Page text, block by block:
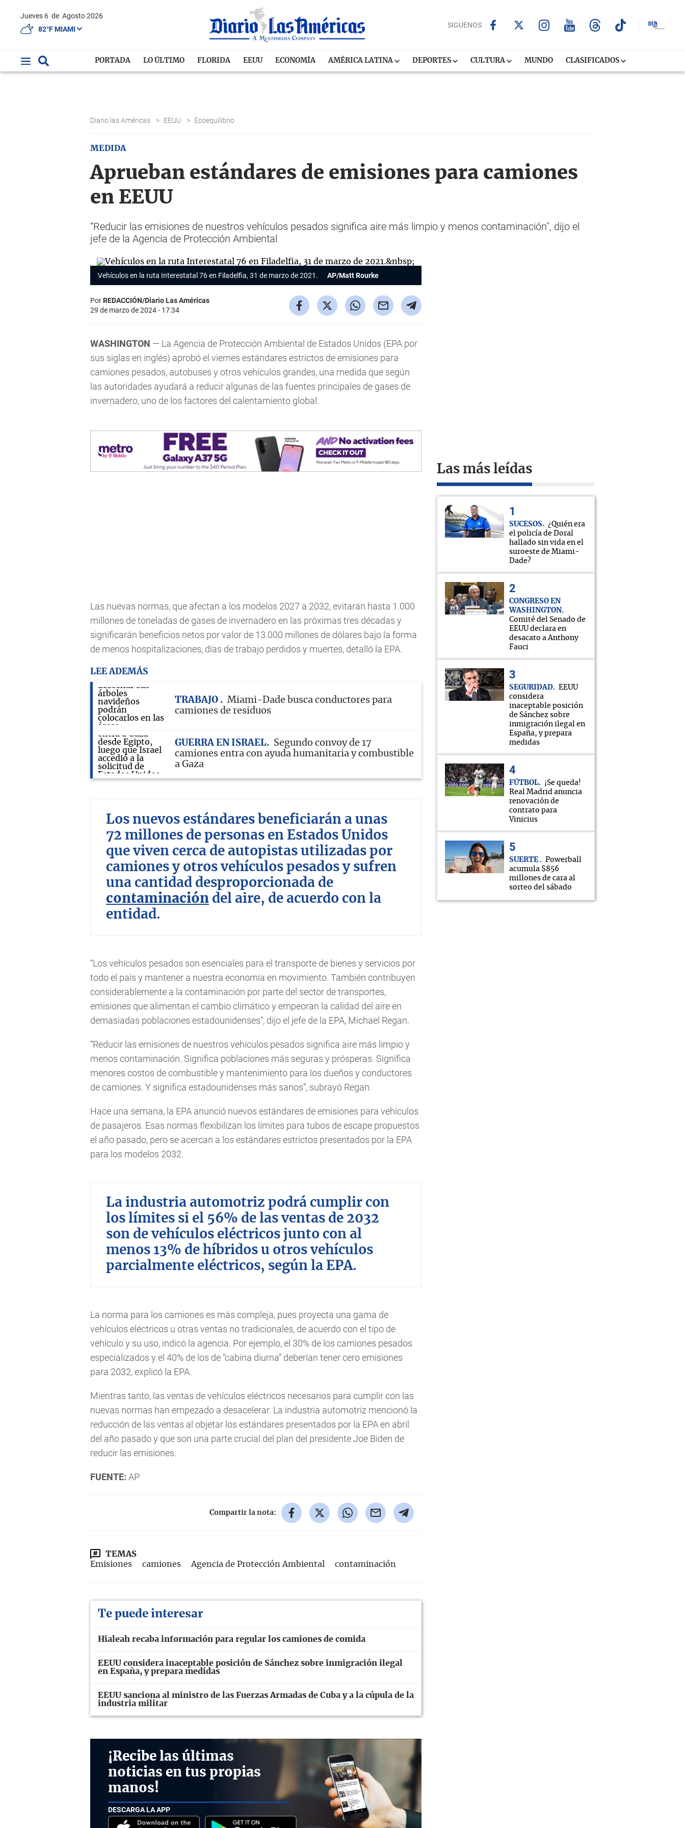
Jueves 6 de Agosto 2026
82°F MIAMI
SIGUENOS
PORTADA LO ÚLTIMO FLORIDA EEUU ECONOMÍA AMÉRICA LATINA DEPORTES CULTURA MUNDO CLASIFICADOS
Diario las Américas > EEUU > Ecoequilibrio
MEDIDA
Aprueban estándares de emisiones para camiones
en EEUU
“Reducir las emisiones de nuestros vehículos pesados significa aire más limpio y menos contaminación", dijo el
jefe de la Agencia de Protección Ambiental
Vehículos en la ruta Interestatal 76 en Filadelfia, 31 de marzo de 2021. AP/Matt Rourke
PorREDACCIÓN/Diario Las Américas
29 de marzo de 2024 - 17:34
WASHINGTON — La Agencia de Protección Ambiental de Estados Unidos (EPA por
sus siglas en inglés) aprobó el viernes estándares estrictos de emisiones para
camiones pesados, autobuses y otros vehículos grandes, una medida que según
las autoridades ayudará a reducir algunas de las fuentes principales de gases de
invernadero, uno de los factores del calentamiento global.
Las nuevas normas, que afectan a los modelos 2027 a 2032, evitarán hasta 1.000
millones de toneladas de gases de invernadero en las próximas tres décadas y
significarán beneficios netos por valor de 13.000 millones de dólares bajo la forma
de menos hospitalizaciones, días de trabajo perdidos y muertes, detalló la EPA.
LEE ADEMÁS
TRABAJO
Miami-Dade busca conductores para
camiones de residuos
GUERRA EN ISRAEL
Segundo convoy de 17
camiones entra con ayuda humanitaria y combustible
a Gaza
Los nuevos estándares beneficiarán a unas
72 millones de personas en Estados Unidos
que viven cerca de autopistas utilizadas por
camiones y otros vehículos pesados y sufren
una cantidad desproporcionada de
contaminación del aire, de acuerdo con la
entidad.
“Los vehículos pesados son esenciales para el transporte de bienes y servicios por
todo el país y mantener a nuestra economía en movimiento. También contribuyen
considerablemente a la contaminación por parte del sector de transportes,
emisiones que alimentan el cambio climático y empeoran la calidad del aire en
demasiadas poblaciones estadounidenses”, dijo el jefe de la EPA, Michael Regan.
“Reducir las emisiones de nuestros vehículos pesados significa aire más limpio y
menos contaminación. Significa poblaciones más seguras y prósperas. Significa
menores costos de combustible y mantenimiento para los dueños y conductores
de camiones. Y significa estadounidenses más sanos”, subrayó Regan.
Hace una semana, la EPA anunció nuevos estándares de emisiones para vehículos
de pasajeros. Esas normas flexibilizan los límites para tubos de escape propuestos
el año pasado, pero se acercan a los estándares estrictos presentados por la EPA
para los modelos 2032.
La industria automotriz podrá cumplir con
los límites si el 56% de las ventas de 2032
son de vehículos eléctricos junto con al
menos 13% de híbridos u otros vehículos
parcialmente eléctricos, según la EPA.
La norma para los camiones es más compleja, pues proyecta una gama de
vehículos eléctricos u otras ventas no tradicionales, de acuerdo con el tipo de
vehículo y su uso, indicó la agencia. Por ejemplo, el 30% de los camiones pesados
especializados y el 40% de los de “cabina diurna” deberían tener cero emisiones
para 2032, explicó la EPA.
Mientras tanto, las ventas de vehículos eléctricos necesarios para cumplir con las
nuevas normas han empezado a desacelerar. La industria automotriz mencionó la
reducción de las ventas al objetar los estándares presentados por la EPA en abril
del año pasado y que son una parte crucial del plan del presidente Joe Biden de
reducir las emisiones.
FUENTE: AP
Compartir la nota:
TEMAS
Emisiones
camiones Agencia de Protección Ambiental contaminación
Te puede interesar
Hialeah recaba información para regular los camiones de comida
EEUU considera inaceptable posición de Sánchez sobre inmigración ilegal
en España, y prepara medidas
EEUU sanciona al ministro de las Fuerzas Armadas de Cuba y a la cúpula de la
industria militar
¡Recibe las últimas
noticias en tus propias
manos!
DESCARGA LA APP
Las más leídas
SUCESOS
¿Quién era
el policía de Doral
hallado sin vida en el
suroeste de Miami-
Dade?
CONGRESO EN
WASHINGTON
Comité del Senado de
EEUU declara en
desacato a Anthony
Fauci
SEGURIDAD
EEUU
considera
inaceptable posición
de Sánchez sobre
inmigración ilegal en
España, y prepara
medidas
FÚTBOL
¡Se queda!
Real Madrid anuncia
renovación de
contrato para
Vinicius
SUERTE
Powerball
acumula $856
millones de cara al
sorteo del sábado